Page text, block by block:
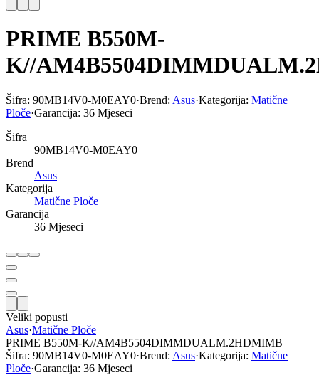
PRIME B550M-
K//
Šifra: 90MB14V0-M0EAY0·Brend: Asus·Kategorija: Matične
Ploče·Garancija: 36 Mjeseci
Šifra
90MB14V0-M0EAY0
Brend
Asus
Kategorija
Matične Ploče
Garancija
36 Mjeseci
Veliki popusti
Asus·Matične Ploče
PRIME B550M-K//AM4B5504DIMMDUALM.2HDMIMB
Šifra: 90MB14V0-M0EAY0·Brend: Asus·Kategorija: Matične
Ploče·Garancija: 36 Mjeseci